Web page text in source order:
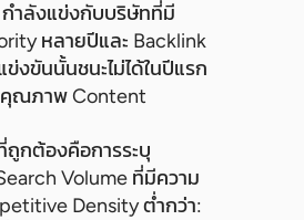
ำลังแข่งกับบริษัทที่มี
หลายปีและ Backlink
งขันนั้นชนะไม่ได้ในปีแรก
คุณภาพ Content
กต้องคือการระบุ
Volume ที่มีความ
Density ต่ำกว่า: